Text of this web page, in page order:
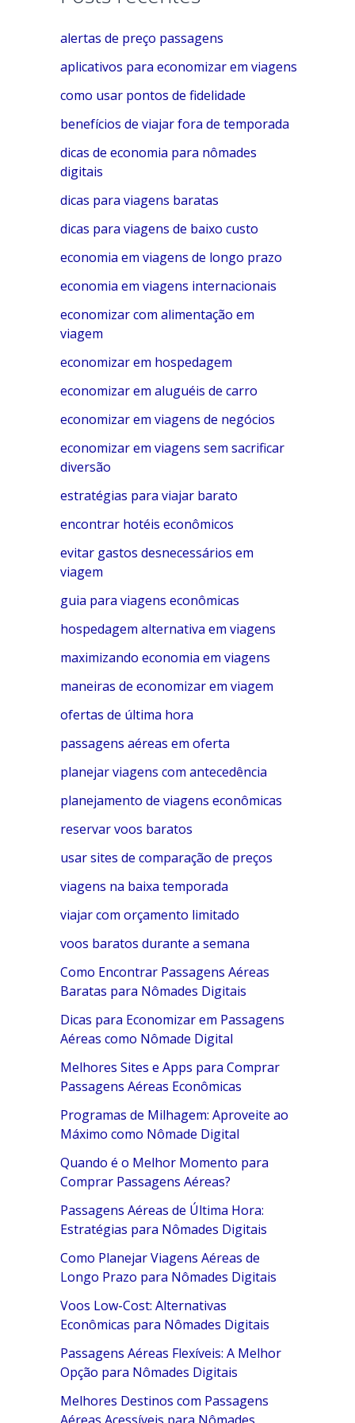
g
o
r
i
s
alertas de preço passagens
aplicativos para economizar em viagens
como usar pontos de fidelidade
benefícios de viajar fora de temporada
dicas de economia para nômades
digitais
dicas para viagens baratas
dicas para viagens de baixo custo
economia em viagens de longo prazo
economia em viagens internacionais
economizar com alimentação em
viagem
economizar em hospedagem
economizar em aluguéis de carro
economizar em viagens de negócios
economizar em viagens sem sacrificar
diversão
estratégias para viajar barato
encontrar hotéis econômicos
evitar gastos desnecessários em
viagem
guia para viagens econômicas
hospedagem alternativa em viagens
maximizando economia em viagens
maneiras de economizar em viagem
ofertas de última hora
passagens aéreas em oferta
planejar viagens com antecedência
planejamento de viagens econômicas
reservar voos baratos
usar sites de comparação de preços
viagens na baixa temporada
viajar com orçamento limitado
voos baratos durante a semana
Como Encontrar Passagens Aéreas
Baratas para Nômades Digitais
Dicas para Economizar em Passagens
Aéreas como Nômade Digital
Melhores Sites e Apps para Comprar
Passagens Aéreas Econômicas
Programas de Milhagem: Aproveite ao
Máximo como Nômade Digital
Quando é o Melhor Momento para
Comprar Passagens Aéreas?
Passagens Aéreas de Última Hora:
Estratégias para Nômades Digitais
Como Planejar Viagens Aéreas de
Longo Prazo para Nômades Digitais
Voos Low-Cost: Alternativas
Econômicas para Nômades Digitais
Passagens Aéreas Flexíveis: A Melhor
Opção para Nômades Digitais
Melhores Destinos com Passagens